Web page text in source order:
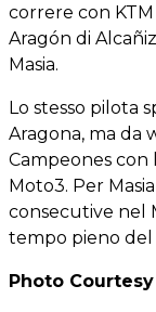
correre con
Aragón di
Masia.
Lo stesso pilota
Aragona, ma da
Campeones
Moto3. Per
consecutive nel
tempo pieno del
Photo Courtesy